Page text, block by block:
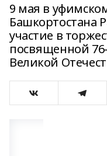
9 мая в
Башкортостана
участие в
посвященной
Великой